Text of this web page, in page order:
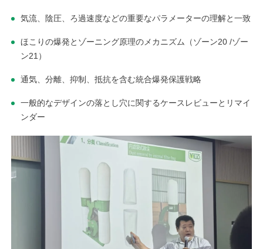
気流、陰圧、ろ過速度などの重要なパラメーターの理解と一致
ほこりの爆発とゾーニング原理のメカニズム（ゾーン20 /ゾー
ン21）
通気、分離、抑制、抵抗を含む統合爆発保護戦略
一般的なデザインの落とし穴に関するケースレビューとリマイ
ンダー